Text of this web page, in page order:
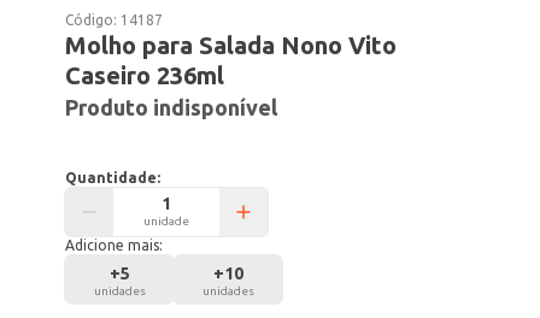
Código: 14187
Molho para Salada Nono Vito
Caseiro 236ml
Produto indisponível
Quantidade:
unidade
Adicione mais:
+5
unidades
+10
unidades